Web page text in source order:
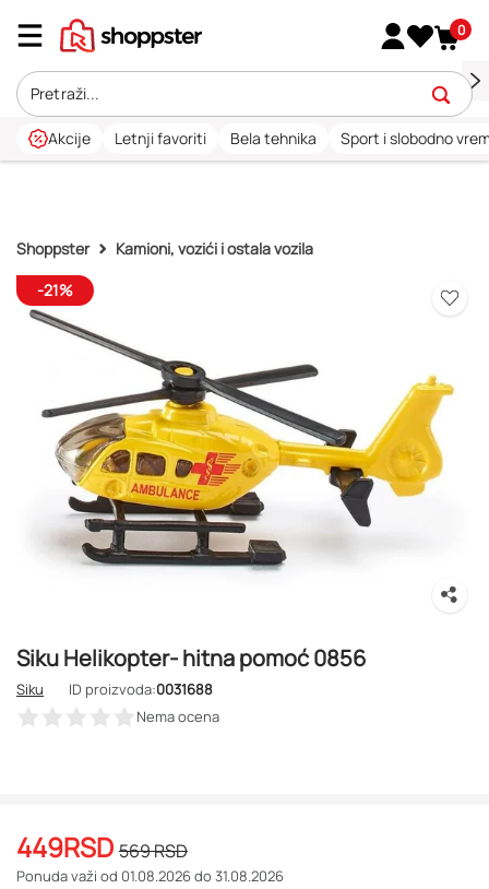
0
Akcije Letnji favoriti Bela tehnika Sport i slobodno
Shoppster
Kamioni, vozići i ostala vozila
-21%
Siku Helikopter- hitna pomoć 0856
Siku ID proizvoda:0031688
Nema ocena
449RSD 569RSD
Ponuda važi od 01.08.2026 do 31.08.2026